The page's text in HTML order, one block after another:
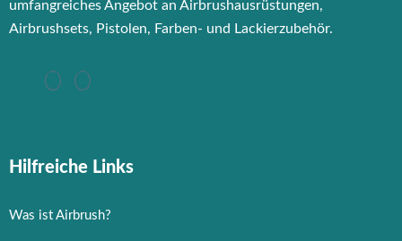
umfangreiches Angebot an Airbrushausrüstungen,
Airbrushsets, Pistolen, Farben- und Lackierzubehör.
Hilfreiche Links
Was ist Airbrush?